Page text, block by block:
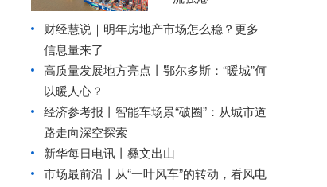
财经慧说｜明年房地产市场怎么稳？更多
信息量来了
高质量发展地方亮点丨鄂尔多斯：“暖城”何
以暖人心？
经济参考报丨 智能车场景“破圈”：从城市道
路走向深空探索
新华每日电讯丨 彝文出山
市场最前沿丨从“一叶风车”的转动，看风电